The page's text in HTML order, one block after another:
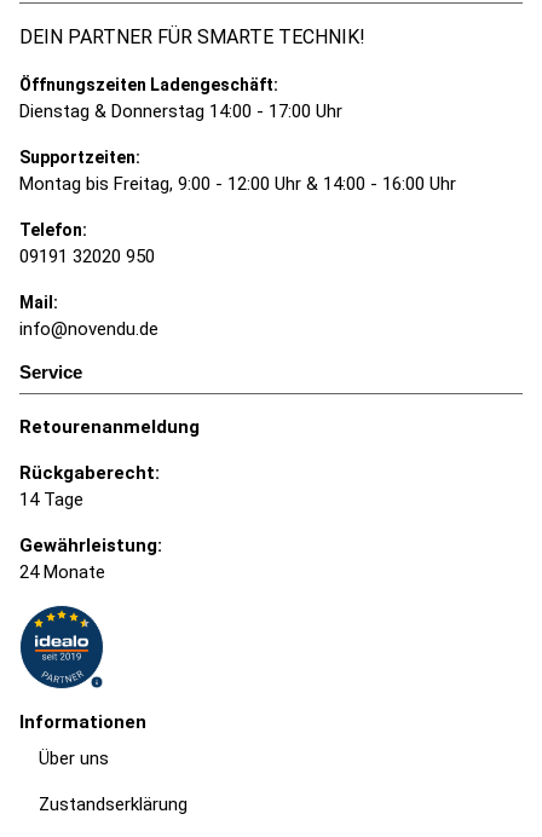
DEIN PARTNER FÜR SMARTE TECHNIK!
Öffnungszeiten Ladengeschäft:
Dienstag & Donnerstag 14:00 - 17:00 Uhr
Supportzeiten:
Montag bis Freitag, 9:00 - 12:00 Uhr & 14:00 - 16:00 Uhr
Telefon:
09191 32020 950
Mail:
info@novendu.de
Service
Retourenanmeldung
Rückgaberecht:
14 Tage
Gewährleistung:
24 Monate
Informationen
Über uns
Zustandserklärung